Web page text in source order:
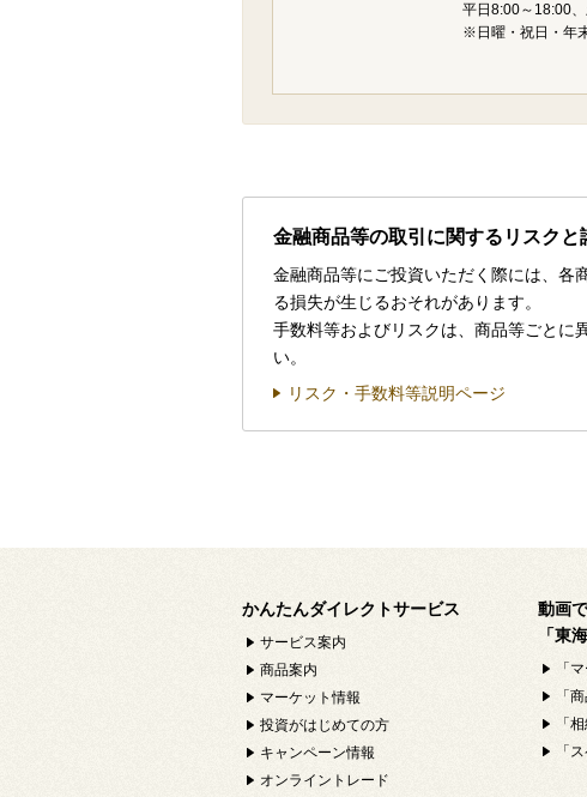
平日8:00～18:00
※日曜・祝日・年
金融商品等の取引に関するリスクと
金融商品等にご投資いただく際には、各
る損失が生じるおそれがあります。
手数料等およびリスクは、商品等ごとに
い。
リスク・手数料等説明ページ
かんたんダイレクトサービス
サービス案内
商品案内
マーケット情報
投資がはじめての方
キャンペーン情報
オンライントレード
動画
「東
「
「
「
「